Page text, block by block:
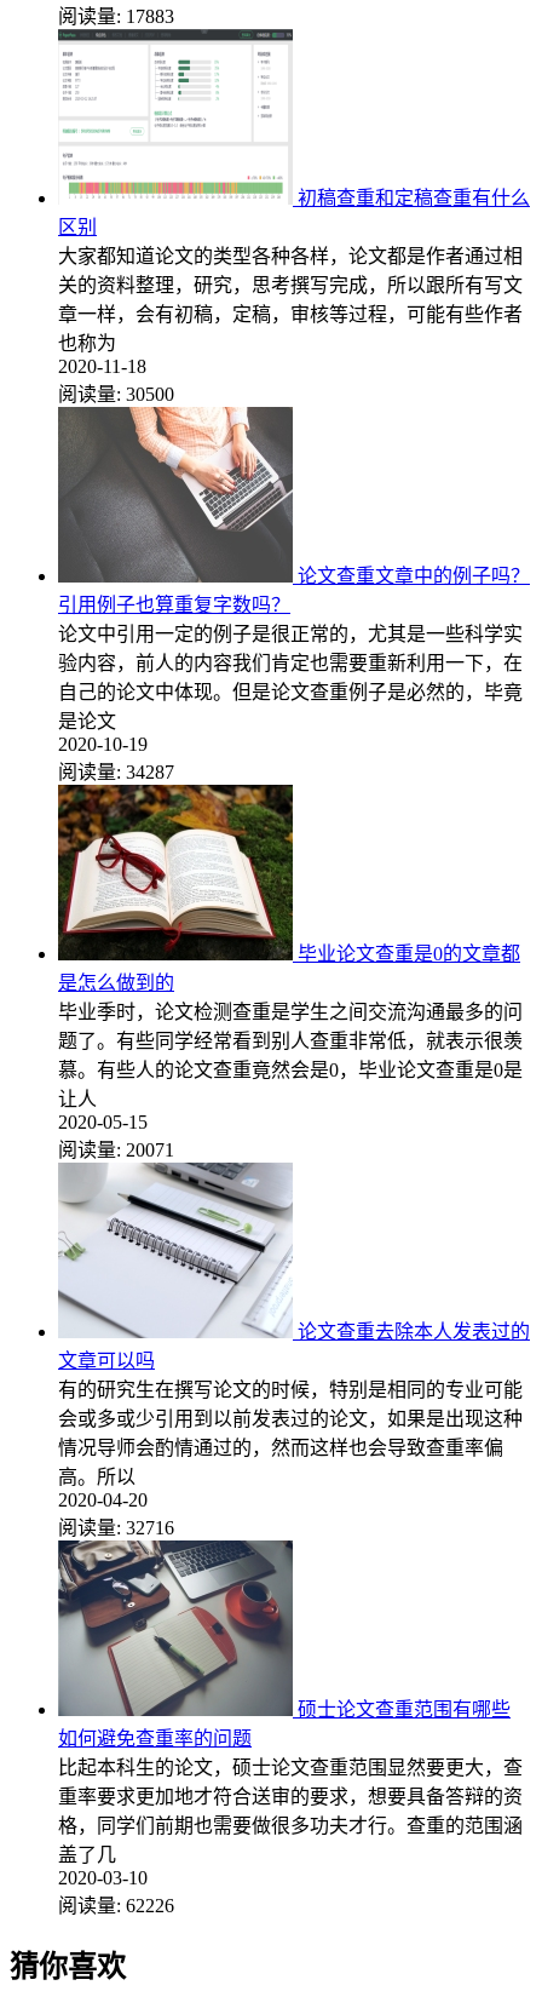
阅读量: 17883
初稿查重和定稿查重有什么
区别
大家都知道论文的类型各种各样，论文都是作者通过相
关的资料整理，研究，思考撰写完成，所以跟所有写文
章一样，会有初稿，定稿，审核等过程，可能有些作者
也称为
2020-11-18
阅读量: 30500
论文查重文章中的例子吗？
引用例子也算重复字数吗？
论文中引用一定的例子是很正常的，尤其是一些科学实
验内容，前人的内容我们肯定也需要重新利用一下，在
自己的论文中体现。但是论文查重例子是必然的，毕竟
是论文
2020-10-19
阅读量: 34287
毕业论文查重是0的文章都
是怎么做到的
毕业季时，论文检测查重是学生之间交流沟通最多的问
题了。有些同学经常看到别人查重非常低，就表示很羡
慕。有些人的论文查重竟然会是0，毕业论文查重是0是
让人
2020-05-15
阅读量: 20071
论文查重去除本人发表过的
文章可以吗
有的研究生在撰写论文的时候，特别是相同的专业可能
会或多或少引用到以前发表过的论文，如果是出现这种
情况导师会酌情通过的，然而这样也会导致查重率偏
高。所以
2020-04-20
阅读量: 32716
硕士论文查重范围有哪些
如何避免查重率的问题
比起本科生的论文，硕士论文查重范围显然要更大，查
重率要求更加地才符合送审的要求，想要具备答辩的资
格，同学们前期也需要做很多功夫才行。查重的范围涵
盖了几
2020-03-10
阅读量: 62226
猜你喜欢